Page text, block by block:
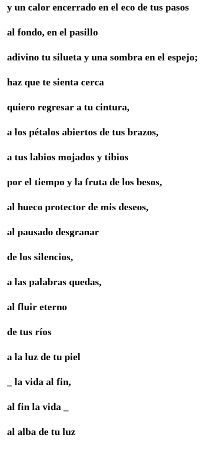
y un calor encerrado en el eco de tus pasos
al fondo, en el pasillo
adivino tu silueta y una sombra en el espejo;
haz que te sienta cerca
quiero regresar a tu cintura,
a los pétalos abiertos de tus brazos,
a tus labios mojados y tibios
por el tiempo y la fruta de los besos,
al hueco protector de mis deseos,
al pausado desgranar
de los silencios,
a las palabras quedas,
al fluir eterno
de tus ríos
a la luz de tu piel
_ la vida al fin,
al fin la vida _
al alba de tu luz